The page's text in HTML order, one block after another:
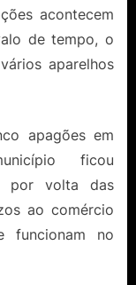
acontecem
de tempo, o
aparelhos
apagões em
ficou
por volta das
ao comércio
funcionam no